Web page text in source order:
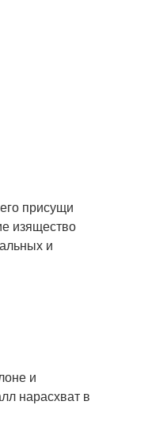
присущи
изящество
и
и
нарасхват в